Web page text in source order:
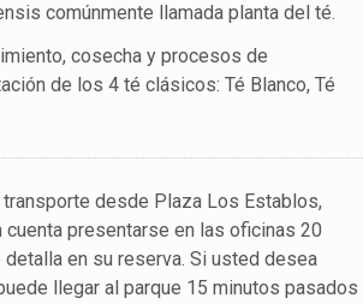
comúnmente llamada planta del té.
cosecha y procesos de
de los 4 té clásicos: Té Blanco, Té
desde Plaza Los Establos,
presentarse en las oficinas 20
en su reserva. Si usted desea
llegar al parque 15 minutos pasados